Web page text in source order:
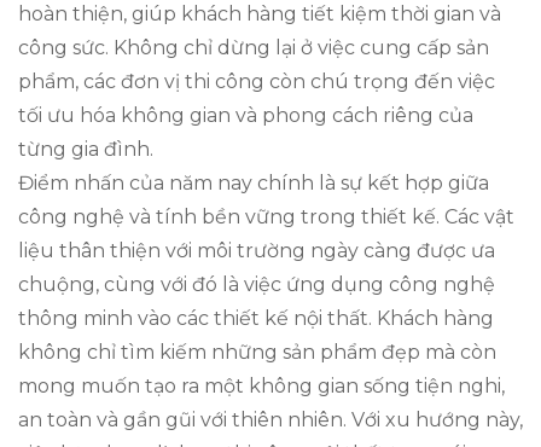
hoàn thiện, giúp khách hàng tiết kiệm thời gian và
công sức. Không chỉ dừng lại ở việc cung cấp sản
phẩm, các đơn vị thi công còn chú trọng đến việc
tối ưu hóa không gian và phong cách riêng của
từng gia đình.
Điểm nhấn của năm nay chính là sự kết hợp giữa
công nghệ và tính bền vững trong thiết kế. Các vật
liệu thân thiện với môi trường ngày càng được ưa
chuộng, cùng với đó là việc ứng dụng công nghệ
thông minh vào các thiết kế nội thất. Khách hàng
không chỉ tìm kiếm những sản phẩm đẹp mà còn
mong muốn tạo ra một không gian sống tiện nghi,
an toàn và gần gũi với thiên nhiên. Với xu hướng này,